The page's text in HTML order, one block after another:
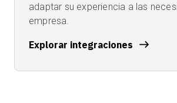
adaptar su experiencia a las
empresa.
Explorar integraciones